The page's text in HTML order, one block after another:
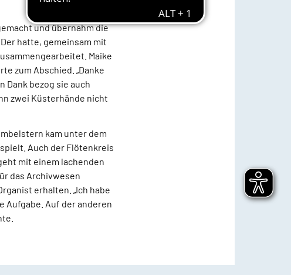
und übernahm die
hatte, gemeinsam mit
Maike
zum Abschied. „Danke
Dank bezog sie auch
zwei Küsterhände nicht
kam unter dem
Auch der Flötenkreis
mit einem lachenden
das Archivwesen
erhalten. „Ich habe
Aufgabe. Auf der anderen